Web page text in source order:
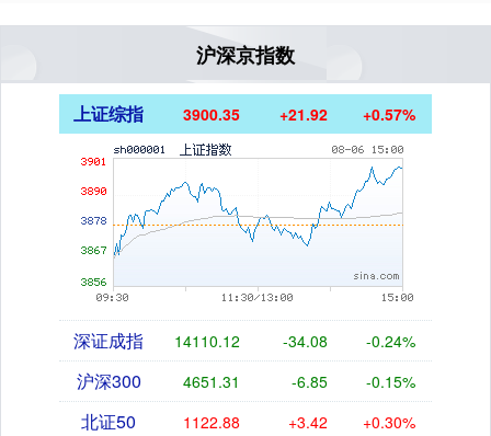
沪深京指数
上证综指 3900.35 +21.92 +0.57%
深证成指 14110.12 -34.08 -0.24%
沪深300 4651.31 -6.85 -0.15%
北证50 1122.88 +3.42 +0.30%